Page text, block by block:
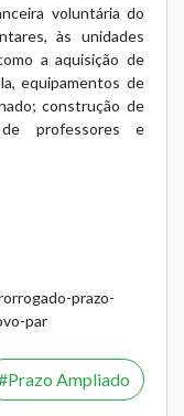
voluntária do
às unidades
a aquisição de
, equipamentos de
construção de
professores e
prazo-
par
Prazo Ampliado